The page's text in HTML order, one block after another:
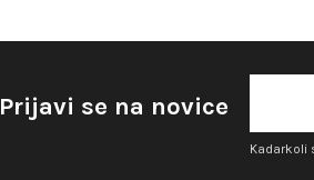
Prijavi se na novice
Kadarkoli